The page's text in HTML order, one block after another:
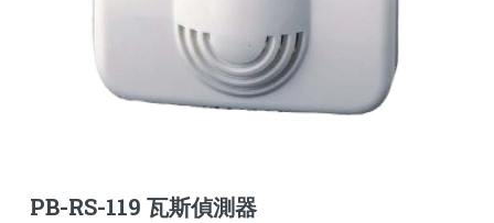
PB-RS-119 瓦斯偵測器